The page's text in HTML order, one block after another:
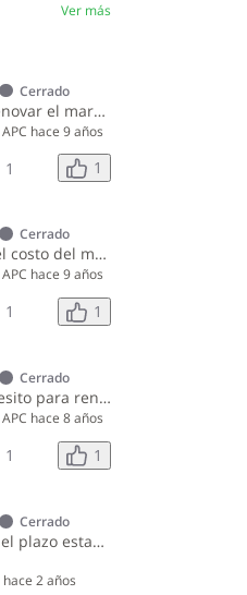
Ver más
Cerrado
CA2617 ¿Puedo renovar el marbete si tengo pendientes renovaciones de años anteriores?
APC hace 9 años
1 1
Cerrado
CA3433 ¿Cuál es el costo del marbete 2025-2026?
APC hace 9 años
1 1
Cerrado
CA3928 ¿Qué necesito para renovar el marbete?
APC hace 8 años
1 1
Cerrado
CA4844 ¿Cuál fue el plazo establecido por la DGII para la renovación del marbete sin recargos?
hace 2 años